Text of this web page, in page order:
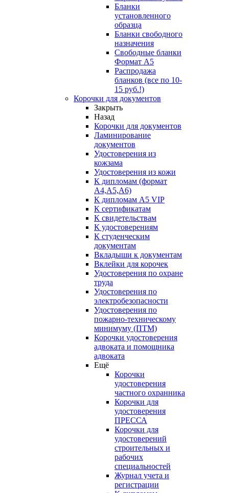
Бланки
установленного
образца
Бланки свободного
назначения
Свободные бланки
Формат А5
Распродажа
бланков (все по 10-
15 руб.!)
Корочки для документов
Закрыть
Назад
Корочки для документов
Ламинирование
документов
Удостоверения из
кожзама
Удостоверения из кожи
К дипломам (формат
А4,А5,А6)
К дипломам А5 VIP
К сертификатам
К свидетельствам
К удостоверениям
К студенческим
документам
Вкладыши к документам
Вклейки для корочек
Удостоверения по охране
труда
Удостоверения по
электробезопасности
Удостоверения по
пожарно-техническому
минимуму (ПТМ)
Корочки удостоверения
адвоката и помощника
адвоката
Ещё
Корочки
удостоверения
частного охранника
Корочки для
удостоверения
ПРЕССА
Корочки для
удостоверений
строительных и
рабочих
специальностей
Журнал учета и
регистрации